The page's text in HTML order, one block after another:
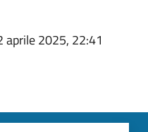
aprile 2025, 22:41